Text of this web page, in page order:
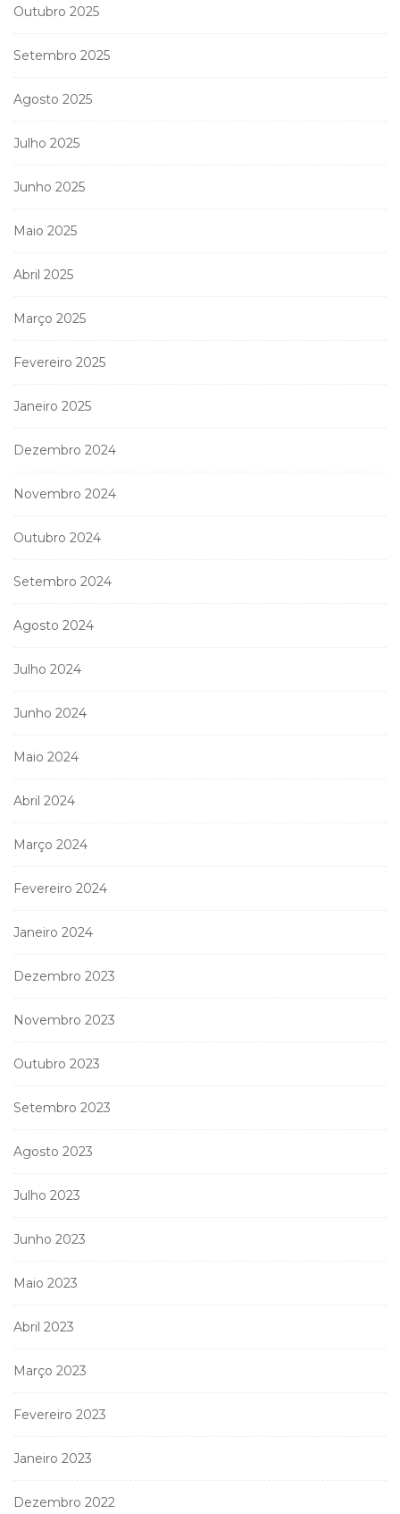
Outubro 2025
Setembro 2025
Agosto 2025
Julho 2025
Junho 2025
Maio 2025
Abril 2025
Março 2025
Fevereiro 2025
Janeiro 2025
Dezembro 2024
Novembro 2024
Outubro 2024
Setembro 2024
Agosto 2024
Julho 2024
Junho 2024
Maio 2024
Abril 2024
Março 2024
Fevereiro 2024
Janeiro 2024
Dezembro 2023
Novembro 2023
Outubro 2023
Setembro 2023
Agosto 2023
Julho 2023
Junho 2023
Maio 2023
Abril 2023
Março 2023
Fevereiro 2023
Janeiro 2023
Dezembro 2022